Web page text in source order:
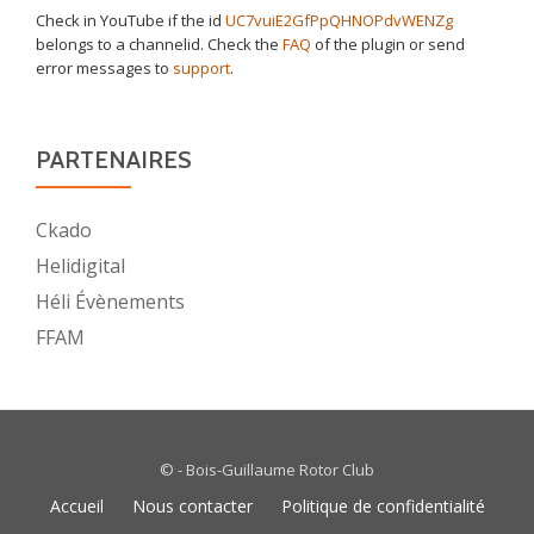
Check in YouTube if the id UC7vuiE2GfPpQHNOPdvWENZg
belongs to a channelid. Check the FAQ of the plugin or send
error messages to support.
PARTENAIRES
Ckado
Helidigital
Héli Évènements
FFAM
© - Bois-Guillaume Rotor Club
Menu
Accueil Nous contacter Politique de confidentialité